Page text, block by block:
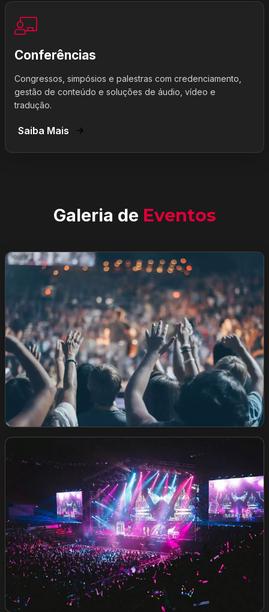
Conferências
Congressos, simpósios e palestras com credenciamento,
gestão de conteúdo e soluções de áudio, vídeo e
tradução.
Saiba Mais
Galeria de Eventos